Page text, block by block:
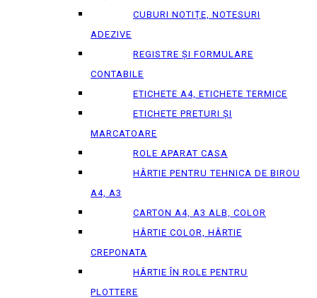
CUBURI NOTIȚE, NOTESURI
ADEZIVE
REGISTRE ȘI FORMULARE
CONTABILE
ETICHETE A4, ETICHETE TERMICE
ETICHETE PRETURI ȘI
MARCATOARE
ROLE APARAT CASA
HÂRTIE PENTRU TEHNICA DE BIROU
A4, A3
CARTON A4, A3 ALB, COLOR
HÂRTIE COLOR, HÂRTIE
CREPONATA
HÂRTIE ÎN ROLE PENTRU
PLOTTERE